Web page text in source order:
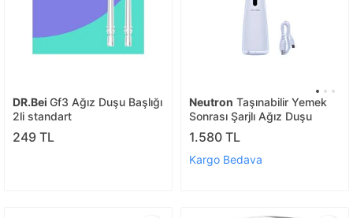
DR.Bei Gf3 Ağız Duşu Başlığı
2li standart
249 TL
Neutron Taşınabilir Yemek
Sonrası Şarjlı Ağız Duşu
1.580 TL
Kargo Bedava